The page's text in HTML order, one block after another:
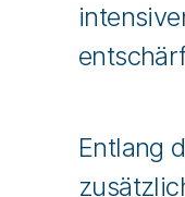
Entlang